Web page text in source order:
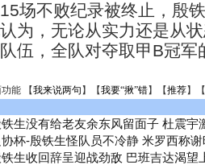
不败纪录被终止，殷铁
为，无论从实力还是从
伍，全队对夺取甲B冠
能 【我来说两句 】【我要“揪”错】【推荐】
铁生没有给老友余东风留面子 杜震宇
协杯-殷铁生怪队员不冷静 米罗西称
铁生收回辞呈迎战劲敌 巴班吉达渴望